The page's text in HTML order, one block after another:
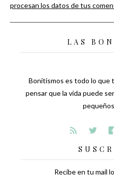
procesan los datos de tus
LAS
Bonitismos es todo lo que
pensar que la vida puede
Recibe en tu mail